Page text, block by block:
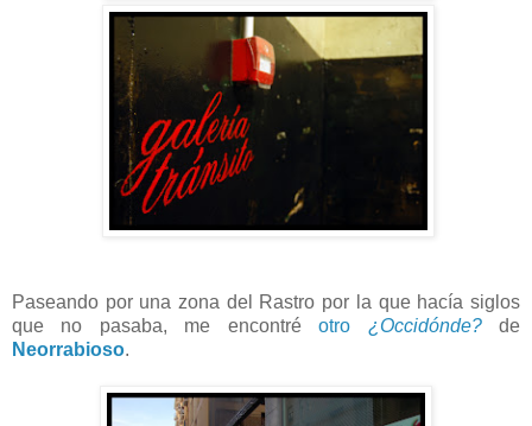
Paseando por una zona del Rastro por la que hacía siglos
que no pasaba, me encontréotro ¿Occidónde?de
Neorrabioso.